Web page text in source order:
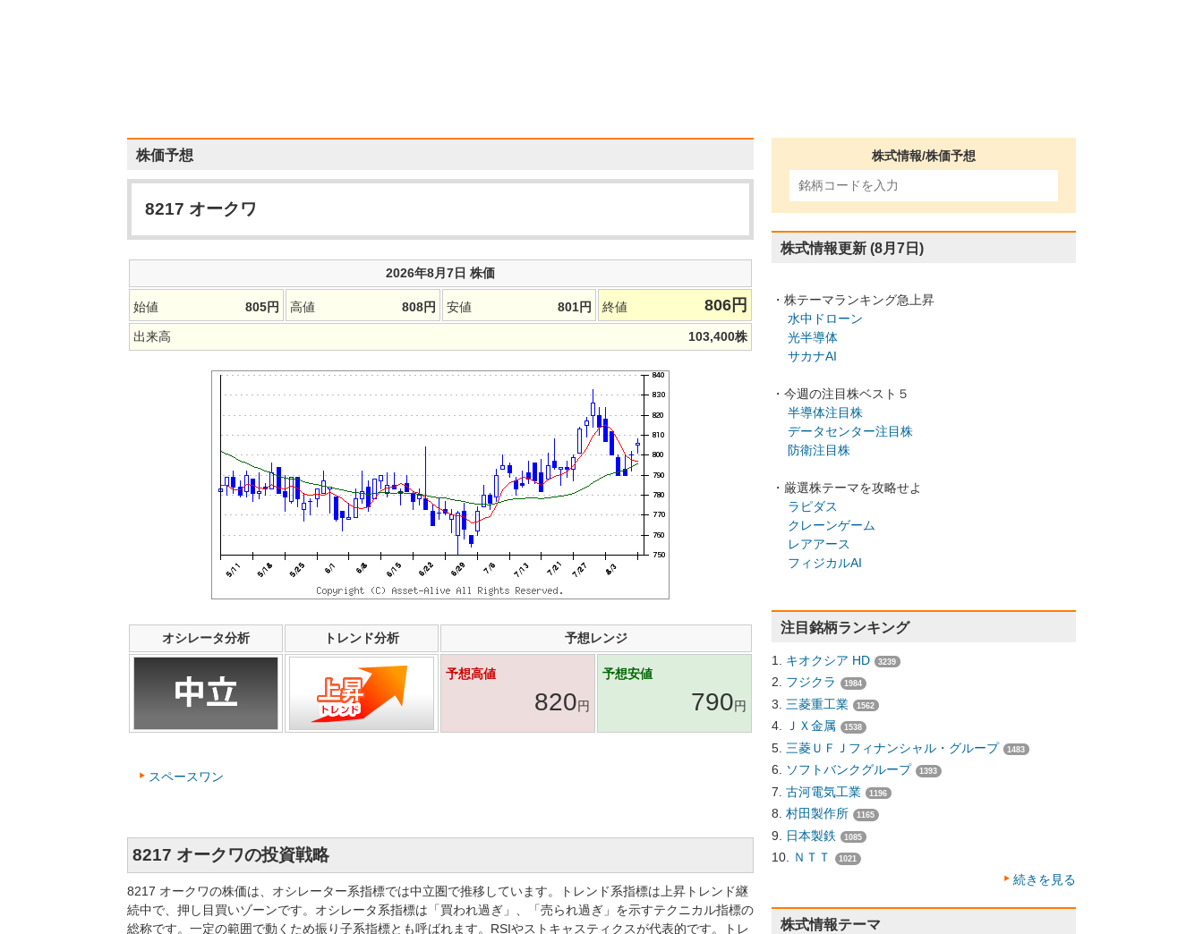
株価予想
8217 オークワ
2026年8月7日 株価
始値 805円 高値 808円 安値 801円 終値 806 円
出来高 103,400株
オシレータ分析 トレンド分析 予想レンジ
予想高値
820円
予想安値
790円
スペースワン
8217 オークワの投資戦略
8217 オークワの株価は、オシレーター系指標では中立圏で推移しています。トレンド系指標は上昇トレンド継
続中で、押し目買いゾーンです。オシレータ系指標は「買われ過ぎ」、「売られ過ぎ」を示すテクニカル指標の
総称です。一定の範囲で動くため振り子系指標とも呼ばれます。RSIやストキャスティクスが代表的です。トレ
株式情報/株価予想
株式情報更新 (8月7日)
・株テーマランキング急上昇
水中ドローン
光半導体
サカナAI
・今週の注目株ベスト５
半導体注目株
データセンター注目株
防衛注目株
・厳選株テーマを攻略せよ
ラピダス
クレーンゲーム
レアアース
フィジカルAI
注目銘柄ランキング
キオクシア HD 3239
フジクラ 1984
三菱重工業 1562
ＪＸ金属 1538
三菱ＵＦＪフィナンシャル・グループ 1483
ソフトバンクグループ 1393
古河電気工業 1196
村田製作所 1165
日本製鉄 1085
ＮＴＴ 1021
続きを見る
株式情報テーマ